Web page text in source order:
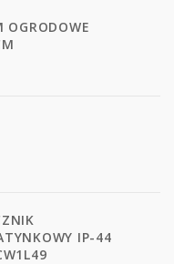
OGRODOWE
IP-44